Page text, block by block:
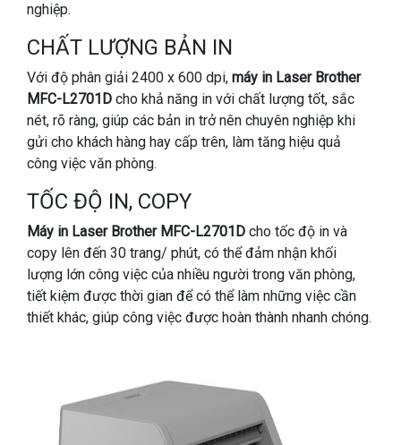
nghiệp.
CHẤT LƯỢNG BẢN IN
Với độ phân giải 2400 x 600 dpi, máy in Laser Brother
MFC-L2701D cho khả năng in với chất lượng tốt, sắc
nét, rõ ràng, giúp các bản in trở nên chuyên nghiệp khi
gửi cho khách hàng hay cấp trên, làm tăng hiệu quả
công việc văn phòng.
TỐC ĐỘ IN, COPY
Máy in Laser BrotherMFC-L2701D cho tốc độ in và
copy lên đến 30 trang/ phút, có thể đảm nhận khối
lượng lớn công việc của nhiều người trong văn phòng,
tiết kiệm được thời gian để có thể làm những việc cần
thiết khác, giúp công việc được hoàn thành nhanh chóng.